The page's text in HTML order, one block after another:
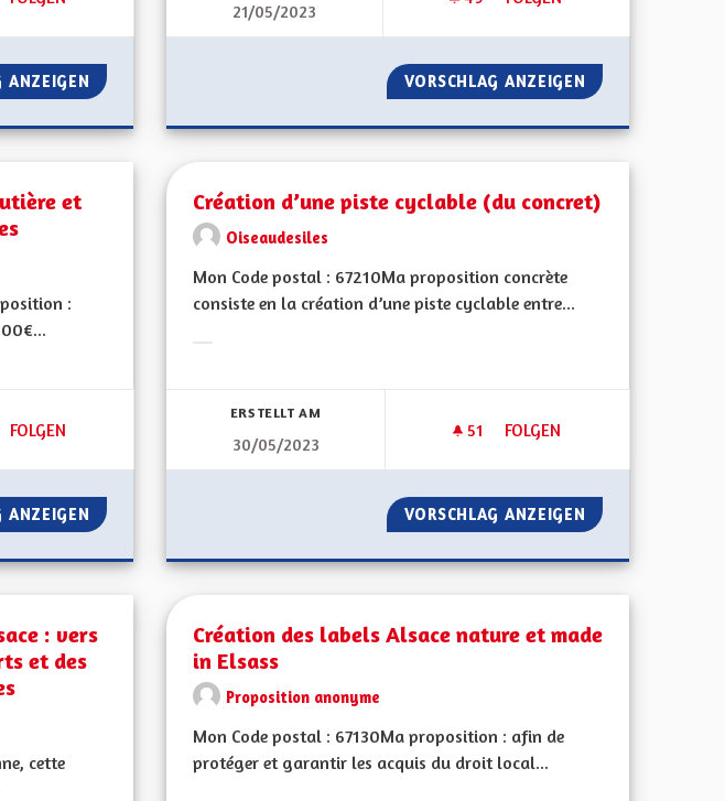
CRÉATION D'UN FONDS LOCAL POUR L'IDENTIFICATION ET LA STÉRILISATION DES ANIMAUX DE
ANZEIGEN CRÉATION D'UN FONDS LOCAL POUR L'IDENTIFICATION ET LA STÉRILISATION
21/05/2023 CRÉATION D'UNE ÉQUIPE
VORSCHLAG ANZEIGEN CRÉATION
et
:
49 FOLLOWER
FOLGEN
CRÉATION D‘UNE VIGNETTE AUTOROUTIÈRE ET ROUTIÈRE POUR VÉLO ET TROTTINETTES
ANZEIGEN CRÉATION D‘UNE VIGNETTE AUTOROUTIÈRE ET ROUTIÈRE POUR VÉLO ET
Création d’une piste cyclable (du concret)
Oiseaudesiles
Mon Code postal : 67210Ma proposition concrète
consiste en la création d’une piste cyclable entre...
ERSTELLT AM
30/05/2023
51 51 FOLLOWER
FOLGEN
CRÉATION D’UNE PISTE
VORSCHLAG ANZEIGEN CRÉATION
: vers
et des
cette
Création des labels Alsace nature et made
in Elsass
Proposition anonyme
Mon Code postal : 67130Ma proposition : afin de
protéger et garantir les acquis du droit local...